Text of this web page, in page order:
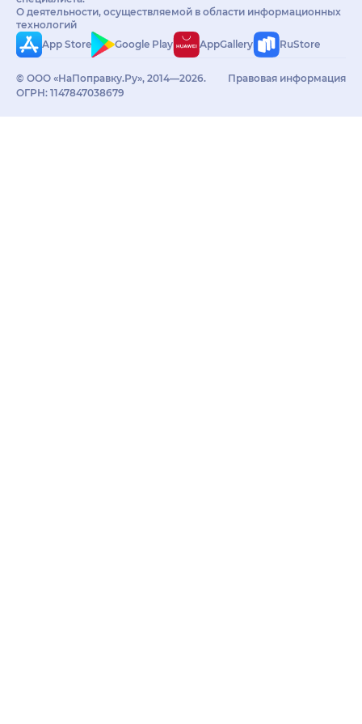
О деятельности, осуществляемой в области информационных
технологий
App Store
Google Play AppGallery RuStore
© ООО «НаПоправку.Ру», 2014—2026.
ОГРН: 1147847038679
Правовая информация